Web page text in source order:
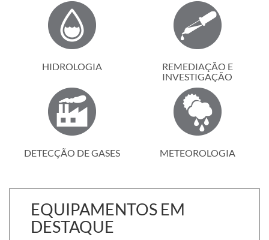
HIDROLOGIA
REMEDIAÇÃO E
INVESTIGAÇÃO
DETECÇÃO DE GASES METEOROLOGIA
EQUIPAMENTOS EM
DESTAQUE